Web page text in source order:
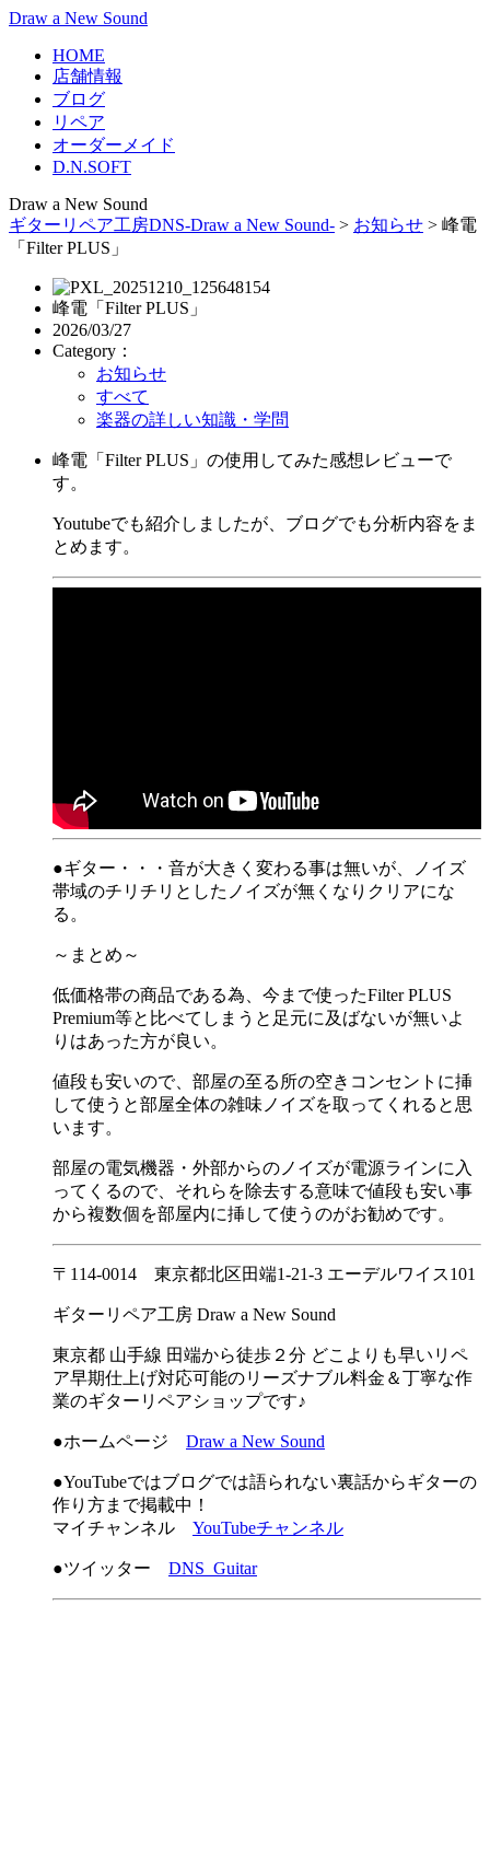
Draw a New Sound
HOME
店舗情報
ブログ
リペア
オーダーメイド
D.N.SOFT
Draw a New Sound
ギターリペア工房DNS-Draw a New Sound- > お知らせ > 峰電
「Filter PLUS」
峰電「Filter PLUS」
2026/03/27
Category：
お知らせ
すべて
楽器の詳しい知識・学問
峰電「Filter PLUS」の使用してみた感想レビューで
す。
Youtubeでも紹介しましたが、ブログでも分析内容をま
とめます。
●ギター・・・音が大きく変わる事は無いが、ノイズ
帯域のチリチリとしたノイズが無くなりクリアにな
る。
～まとめ～
低価格帯の商品である為、今まで使ったFilter PLUS
Premium等と比べてしまうと足元に及ばないが無いよ
りはあった方が良い。
値段も安いので、部屋の至る所の空きコンセントに挿
して使うと部屋全体の雑味ノイズを取ってくれると思
います。
部屋の電気機器・外部からのノイズが電源ラインに入
ってくるので、それらを除去する意味で値段も安い事
から複数個を部屋内に挿して使うのがお勧めです。
〒114-0014 東京都北区田端1-21-3 エーデルワイス101
ギターリペア工房 Draw a New Sound
東京都 山手線 田端から徒歩２分 どこよりも早いリペ
ア早期仕上げ対応可能のリーズナブル料金＆丁寧な作
業のギターリペアショップです♪
●ホームページ Draw a New Sound
●YouTubeではブログでは語られない裏話からギターの
作り方まで掲載中！
マイチャンネル YouTubeチャンネル
●ツイッター DNS_Guitar